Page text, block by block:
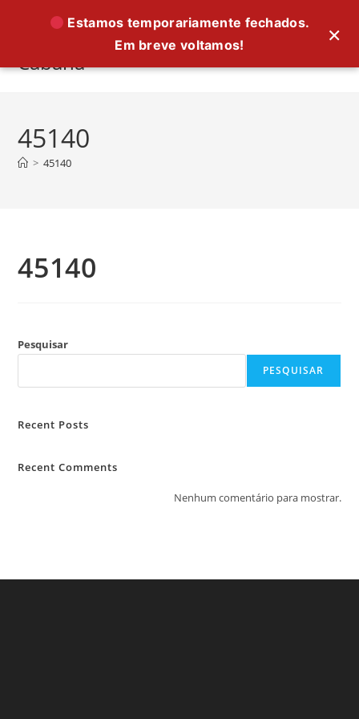
conteúdo
Cabana
45140
> 45140
45140
Pesquisar
PESQUISAR
Recent Posts
Recent Comments
Nenhum comentário para mostrar.
×
Estamos temporariamente fechados.
Em breve voltamos!